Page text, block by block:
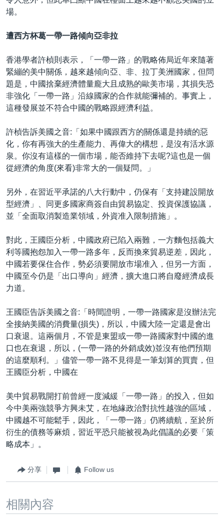
場。
遭西方杯葛一帶一路傾向亞非拉
香港學者許楨則表示，「一帶一路」的戰略佈局近年來隨著
緊繃的美中關係，越來越傾向亞、非、拉丁美洲國家，但問
題是，中國捨棄經濟體量龐大且成熟的歐美市場，其損失恐
非強化「一帶一路」沿線國家的合作就能彌補的。事實上，
這種發展並不符合中國的戰略跟經濟利益。
許楨告訴美國之音:「如果中國跟西方的關係還是持續的惡
化，你有再強大的生產能力、再偉大的構想，是沒有活水源
泉。你沒有這樣的一個市場，能否維持下去呢?這也是一個
從經濟的角度(來看)非常大的一個疑問。」
另外，在習近平承諾的八大行動中，仍保有「支持建設開放
型經濟」、同更多國家商簽自由貿易協定、投資保護協議，
並「全面取消製造業領域，外資准入限制措施」。
對此，王國臣分析，中國政府已陷入兩難，一方麵包括義大
利等國抱怨加入一帶一路多年，反而換來貿易逆差，因此，
中國若要保住合作，勢必須要開放市場准入，但另一方面，
中國至今仍是「出口導向」經濟，擴大進口將自廢經濟成長
力道。
王國臣告訴美國之音:「時間證明，一帶一路國家是沒辦法完
全接納美國的消費量(損失)，所以，中國大陸一定還是會出
口衰退。這兩個月，不管是東盟或一帶一路國家對中國的進
口也在衰退，所以，(一帶一路的外銷成效)並沒有他們預期
的這麼順利。」儘管一帶一路不見得是一筆划算的買賣，但
王國臣分析，中國在
美中貿易戰開打前曾經一度減緩「一帶一路」的投入，但如
今中美兩強競爭方興未艾，在地緣政治對抗性越強的區域，
中國越不可能鬆手，因此，「一帶一路」仍將續航，至於所
衍生的債務等麻煩，習近平恐只能被視為此倡議的必要「策
略成本」。
分享 Follow us
相關內容